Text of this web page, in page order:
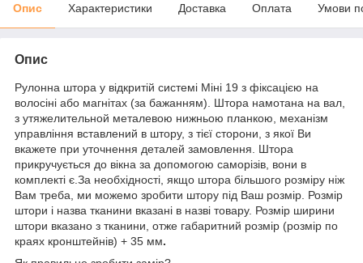
Опис Характеристики Доставка Оплата Умови
Опис
Рулонна штора у відкритій системі Міні 19 з фіксацією на
волосіні або магнітах (за бажанням). Штора намотана на вал,
з утяжелительной металевою нижньою планкою, механізм
управління вставлений в штору, з тієї сторони, з якої Ви
вкажете при уточнення деталей замовлення. Штора
прикручується до вікна за допомогою саморізів, вони в
комплекті є.За необхідності, якщо штора більшого розміру ніж
Вам треба, ми можемо зробити штору під Ваш розмір. Розмір
штори і назва тканини вказані в назві товару. Розмір ширини
штори вказано з тканини, отже габаритний розмір (розмір по
краях кронштейнів) + 35 мм.